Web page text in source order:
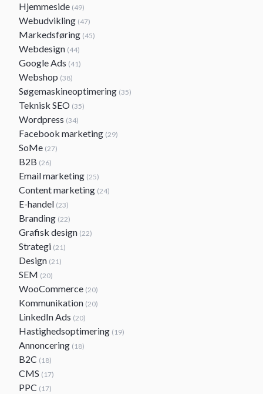
Hjemmeside (49)
Webudvikling (47)
Markedsføring (45)
Webdesign (44)
Google Ads (41)
Webshop (38)
Søgemaskineoptimering (35)
Teknisk SEO (35)
Wordpress (34)
Facebook marketing (29)
SoMe (27)
B2B (26)
Email marketing (25)
Content marketing (24)
E-handel (23)
Branding (22)
Grafisk design (22)
Strategi (21)
Design (21)
SEM (20)
WooCommerce (20)
Kommunikation (20)
LinkedIn Ads (20)
Hastighedsoptimering (19)
Annoncering (18)
B2C (18)
CMS (17)
PPC (17)